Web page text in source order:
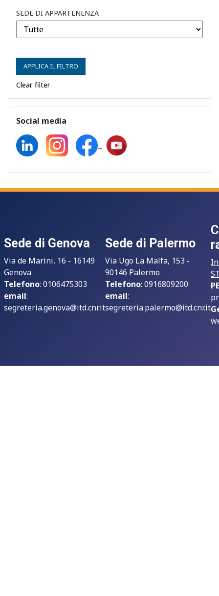
SEDE DI APPARTENENZA
APPLICA IL FILTRO
Clear filter
Social media
Sede di Genova
Via de Marini, 16 - 16149
Genova
Telefono: 0106475303
email:
segreteria.genova@itd.cnr.it
Sede di Palermo
Via Ugo La Malfa, 153 -
90146 Palermo
Telefono: 0916809200
email:
segreteria.palermo@itd.cnr.it